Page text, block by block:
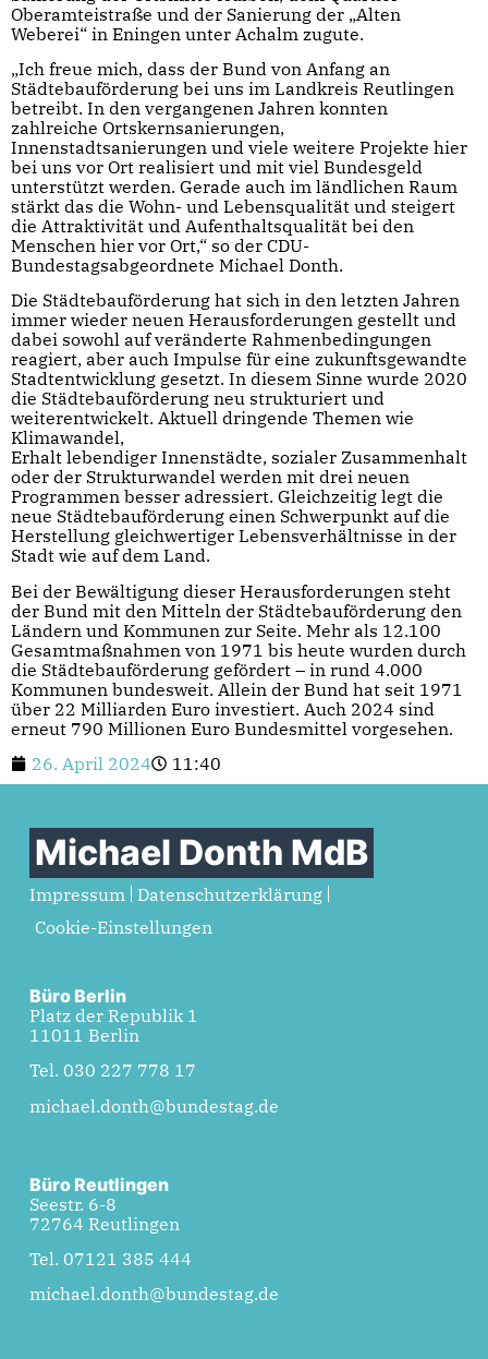
Oberamteistraße und der Sanierung der „Alten
Weberei“ in Eningen unter Achalm zugute.
„Ich freue mich, dass der Bund von Anfang an
Städtebauförderung bei uns im Landkreis Reutlingen
betreibt. In den vergangenen Jahren konnten
zahlreiche Ortskernsanierungen,
Innenstadtsanierungen und viele weitere Projekte hier
bei uns vor Ort realisiert und mit viel Bundesgeld
unterstützt werden. Gerade auch im ländlichen Raum
stärkt das die Wohn- und Lebensqualität und steigert
die Attraktivität und Aufenthaltsqualität bei den
Menschen hier vor Ort,“ so der CDU-
Bundestagsabgeordnete Michael Donth.
Die Städtebauförderung hat sich in den letzten Jahren
immer wieder neuen Herausforderungen gestellt und
dabei sowohl auf veränderte Rahmenbedingungen
reagiert, aber auch Impulse für eine zukunftsgewandte
Stadtentwicklung gesetzt. In diesem Sinne wurde 2020
die Städtebauförderung neu strukturiert und
weiterentwickelt. Aktuell dringende Themen wie
Klimawandel,
Erhalt lebendiger Innenstädte, sozialer Zusammenhalt
oder der Strukturwandel werden mit drei neuen
Programmen besser adressiert. Gleichzeitig legt die
neue Städtebauförderung einen Schwerpunkt auf die
Herstellung gleichwertiger Lebensverhältnisse in der
Stadt wie auf dem Land.
Bei der Bewältigung dieser Herausforderungen steht
der Bund mit den Mitteln der Städtebauförderung den
Ländern und Kommunen zur Seite. Mehr als 12.100
Gesamtmaßnahmen von 1971 bis heute wurden durch
die Städtebauförderung gefördert – in rund 4.000
Kommunen bundesweit. Allein der Bund hat seit 1971
über 22 Milliarden Euro investiert. Auch 2024 sind
erneut 790 Millionen Euro Bundesmittel vorgesehen.
26. April 2024
11:40
Michael Donth MdB
Impressum
Datenschutzerklärung
Cookie-Einstellungen
Büro Berlin
Platz der Republik 1
11011 Berlin
Tel. 030 227 778 17
michael.donth@bundestag.de
Büro Reutlingen
Seestr. 6-8
72764 Reutlingen
Tel. 07121 385 444
michael.donth@bundestag.de